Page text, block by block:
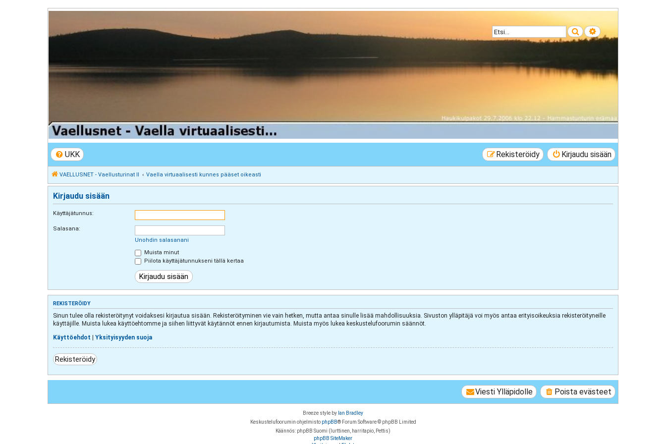
Etsi Tarkennettu haku
VAELLUSNET - Vaellusturinat II
Keskustelua vaeltamisesta ja Lapista
UKK Kirjaudu sisään
Rekisteröidy
VAELLUSNET - Vaellusturinat II Vaella virtuaalisesti kunnes pääset oikeasti
Kirjaudu sisään
Käyttäjätunnus:
Salasana:
Unohdin salasanani
Muista minut
Piilota käyttäjätunnukseni tällä kertaa
REKISTERÖIDY
Sinun tulee olla rekisteröitynyt voidaksesi kirjautua sisään. Rekisteröityminen vie vain hetken, mutta antaa sinulle lisää mahdollisuuksia. Sivuston ylläpitäjä voi myös antaa erityisoikeuksia rekisteröityneille
käyttäjille. Muista lukea käyttöehtomme ja siihen liittyvät käytännöt ennen kirjautumista. Muista myös lukea keskustelufoorumin säännöt.
Käyttöehdot | Yksityisyyden suoja
Rekisteröidy
Poista evästeet
Viesti Ylläpidolle
Breeze style by Ian Bradley
Keskustelufoorumin ohjelmisto phpBB® Forum Software © phpBB Limited
Käännös: phpBB Suomi (lurttinen, harritapio, Pettis)
phpBB SiteMaker